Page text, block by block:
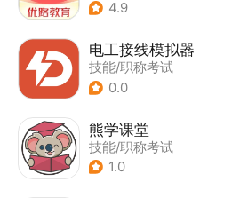
4.9
电工接线模拟器
技能/职称考试
0.0
熊学课堂
技能/职称考试
1.0